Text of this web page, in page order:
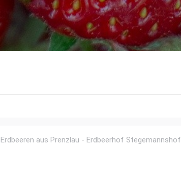
Erdbeeren aus Prenzlau - Erdbeerhof Stegemannshof